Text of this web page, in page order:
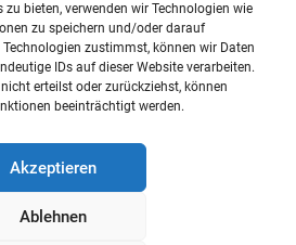
bieten, verwenden wir Technologien wie
zu speichern und/oder darauf
zustimmst, können wir Daten
IDs auf dieser Website verarbeiten.
erteilst oder zurückziehst, können
beeinträchtigt werden.
Akzeptieren
Ablehnen
Denzlingen
buehler.de